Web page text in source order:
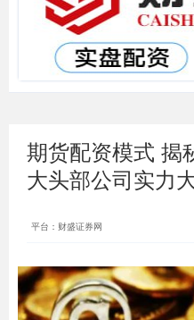
期货配资模式 揭
大头部公司实力
平台：财盛证券网